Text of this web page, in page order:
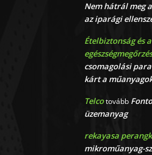
Nem hátrál meg
az iparági
Ételbiztonság és
csomagolási
kárt a
Telcotovább
üzemanyag
rekayasa
mikroműanyag-